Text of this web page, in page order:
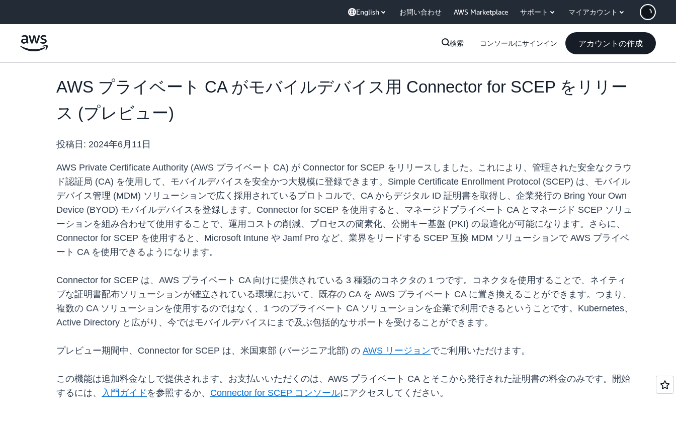
English お問い合わせ AWS Marketplace サポート マイアカウント
検索 コンソールにサインイン アカウントの作成
AWS プライベート CA がモバイルデバイス用 Connector for SCEP をリリー
ス (プレビュー)
投稿日: 2024年6月11日
AWS Private Certificate Authority (AWS プライベート CA) が Connector for SCEP をリリースしました。これにより、管理された安全なクラウ
ド認証局 (CA) を使用して、モバイルデバイスを安全かつ大規模に登録できます。Simple Certificate Enrollment Protocol (SCEP) は、モバイル
デバイス管理 (MDM) ソリューションで広く採用されているプロトコルで、CA からデジタル ID 証明書を取得し、企業発行の Bring Your Own
Device (BYOD) モバイルデバイスを登録します。Connector for SCEP を使用すると、マネージドプライベート CA とマネージド SCEP ソリュ
ーションを組み合わせて使用することで、運用コストの削減、プロセスの簡素化、公開キー基盤 (PKI) の最適化が可能になります。さらに、
Connector for SCEP を使用すると、Microsoft Intune や Jamf Pro など、業界をリードする SCEP 互換 MDM ソリューションで AWS プライベ
ート CA を使用できるようになります。
Connector for SCEP は、AWS プライベート CA 向けに提供されている 3 種類のコネクタの 1 つです。コネクタを使用することで、ネイティ
ブな証明書配布ソリューションが確立されている環境において、既存の CA を AWS プライベート CA に置き換えることができます。つまり、
複数の CA ソリューションを使用するのではなく、1 つのプライベート CA ソリューションを企業で利用できるということです。Kubernetes、
Active Directory と広がり、今ではモバイルデバイスにまで及ぶ包括的なサポートを受けることができます。
プレビュー期間中、Connector for SCEP は、米国東部 (バージニア北部) の AWS リージョンでご利用いただけます。
この機能は追加料金なしで提供されます。お支払いいただくのは、AWS プライベート CA とそこから発行された証明書の料金のみです。開始
するには、 入門ガイド を参照するか、 Connector for SCEP コンソールにアクセスしてください。